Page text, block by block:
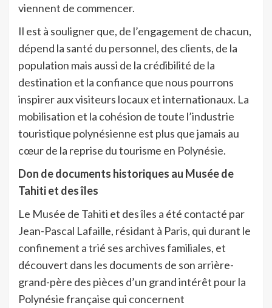
viennent de commencer.
Il est à souligner que, de l’engagement de chacun,
dépend la santé du personnel, des clients, de la
population mais aussi de la crédibilité de la
destination et la confiance que nous pourrons
inspirer aux visiteurs locaux et internationaux. La
mobilisation et la cohésion de toute l’industrie
touristique polynésienne est plus que jamais au
cœur de la reprise du tourisme en Polynésie.
Don de documents historiques au Musée de
Tahiti et des îles
Le Musée de Tahiti et des îles a été contacté par
Jean-Pascal Lafaille, résidant à Paris, qui durant le
confinement a trié ses archives familiales, et
découvert dans les documents de son arrière-
grand-père des pièces d’un grand intérêt pour la
Polynésie française qui concernent